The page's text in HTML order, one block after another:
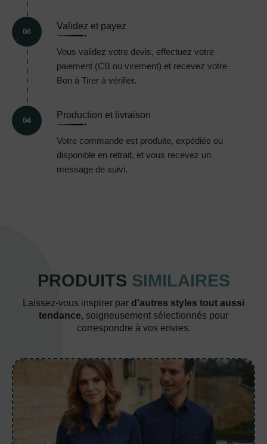
03
Validez et payez
Vous validez votre devis, effectuez votre
paiement (CB ou virement) et recevez votre
Bon à Tirer à vérifier.
04
Production et livraison
Votre commande est produite, expédiée ou
disponible en retrait, et vous recevez un
message de suivi.
PRODUITS SIMILAIRES
Laissez-vous inspirer par d’autres styles tout aussi
tendance, soigneusement sélectionnés pour
correspondre à vos envies.